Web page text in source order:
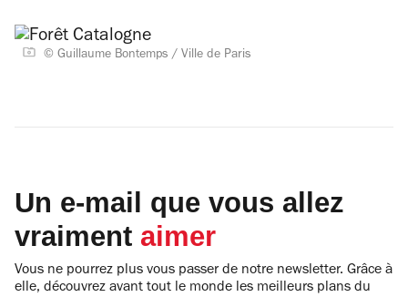
© Guillaume Bontemps / Ville de Paris
Un e-mail que vous allez
vraiment aimer
Vous ne pourrez plus vous passer de notre newsletter. Grâce à
elle, découvrez avant tout le monde les meilleurs plans du